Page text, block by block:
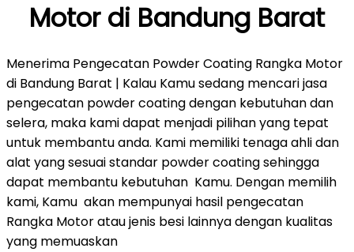
Motor di Bandung Barat
Menerima Pengecatan Powder Coating Rangka Motor
di Bandung Barat | Kalau Kamu sedang mencari jasa
pengecatan powder coating dengan kebutuhan dan
selera, maka kami dapat menjadi pilihan yang tepat
untuk membantu anda. Kami memiliki tenaga ahli dan
alat yang sesuai standar powder coating sehingga
dapat membantu kebutuhan Kamu. Dengan memilih
kami, Kamu akan mempunyai hasil pengecatan
Rangka Motor atau jenis besi lainnya dengan kualitas
yang memuaskan